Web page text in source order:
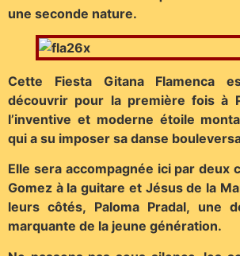
une seconde nature.
Cette Fiesta Gitana Flamenca
découvrir pour la première fois à
l’inventive et moderne étoile
qui a su imposer sa danse
Elle sera accompagnée ici par deux
Gomez à la guitare et Jésus de la
leurs côtés, Paloma Pradal, une
marquante de la jeune génération.